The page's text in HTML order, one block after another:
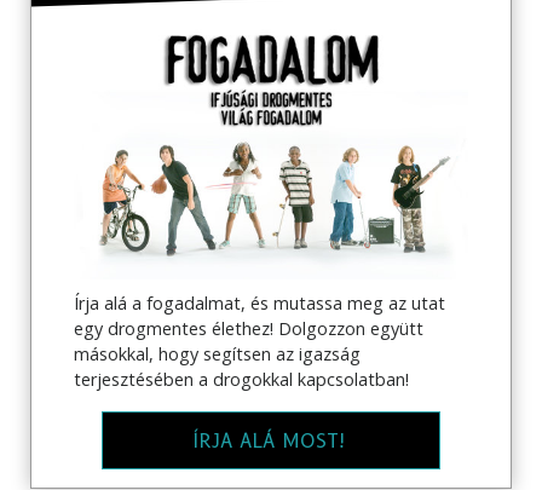
Írja alá a fogadalmat, és mutassa meg az utat
egy drogmentes élethez! Dolgozzon együtt
másokkal, hogy segítsen az igazság
terjesztésében a drogokkal kapcsolatban!
ÍRJA ALÁ MOST!